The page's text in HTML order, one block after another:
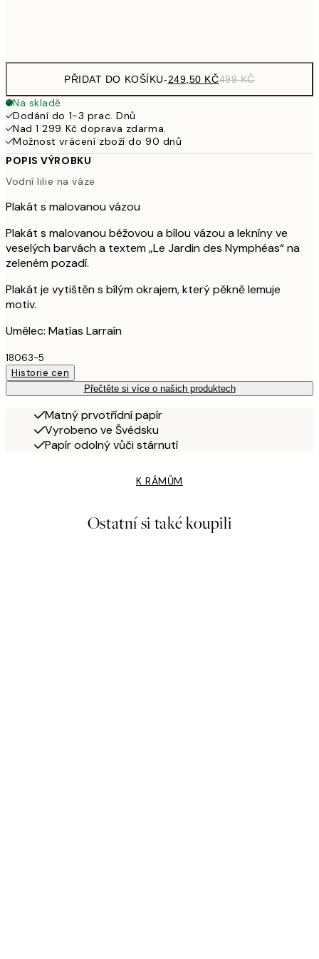
PŘIDAT DO KOŠÍKU-249,50 KČ499 KČ
Na skladě
Dodání do 1-3 prac. Dnů
Nad 1 299 Kč doprava zdarma.
Možnost vrácení zboží do 90 dnů
POPIS VÝROBKU
Vodní lilie na váze
Plakát s malovanou vázou
Plakát s malovanou béžovou a bílou vázou a lekníny ve
veselých barvách a textem „Le Jardin des Nymphéas“ na
zeleném pozadí.
Plakát je vytištěn s bílým okrajem, který pěkně lemuje
motiv.
Umělec: Matías Larraín
18063-5
Historie cen
Přečtěte si více o našich produktech
Matný prvotřídní papír
Vyrobeno ve Švédsku
Papír odolný vůči stárnutí
K RÁMŮM
Ostatní si také koupili